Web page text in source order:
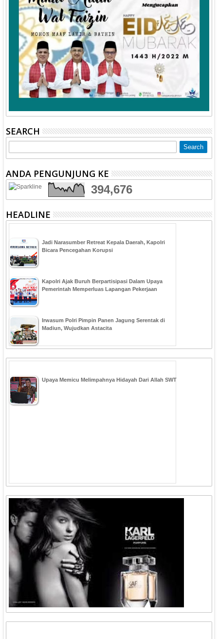
SEARCH
ANDA PENGUNJUNG KE
394,676
HEADLINE
Jadi Narasumber Retreat Kepala Daerah, Kapolri
Bicara Pencegahan Korupsi
Kapolri Ajak Buruh Berpartisipasi Dalam Upaya
Pemerintah Memperluas Lapangan Pekerjaan
Irwasum Polri Pimpin Panen Jagung Serentak di
Madiun, Wujudkan Astacita
Upaya Memicu Melimpahnya Hidayah Dari Allah SWT